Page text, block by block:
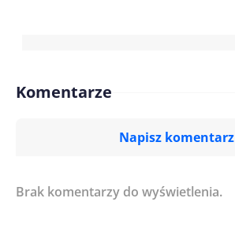
Komentarze
Napisz komentarz
Imię/ Nick*
Brak komentarzy do wyświetlenia.